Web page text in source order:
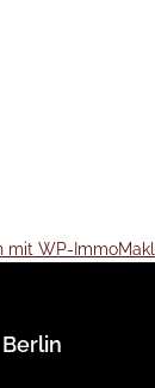
mit WP-
Berlin